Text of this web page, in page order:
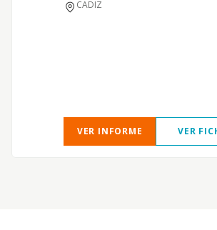
CADIZ
VER INFORME VER